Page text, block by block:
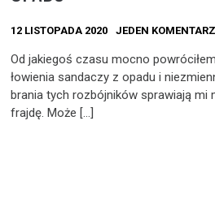
12 LISTOPADA 2020 JEDEN KOMENTARZ
Od jakiegoś czasu mocno
łowienia sandaczy z opadu i
brania tych rozbójników sprawiają mi
frajdę. Może […]